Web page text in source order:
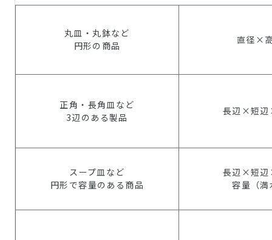
丸皿・丸鉢など
円形の商品
直径×
正角・長角皿など
3辺のある製品
長辺×短
スープ皿など
円形で容量のある商品
長辺×短
容量（満